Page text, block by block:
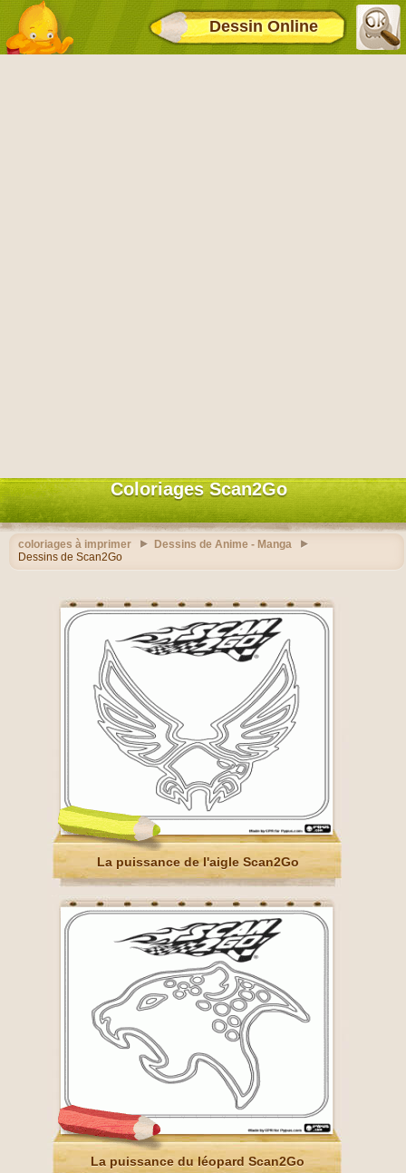
Dessin Online
Coloriages Scan2Go
coloriages à imprimer
Dessins de Anime - Manga
Dessins de Scan2Go
La puissance de l'aigle Scan2Go
La puissance du léopard Scan2Go